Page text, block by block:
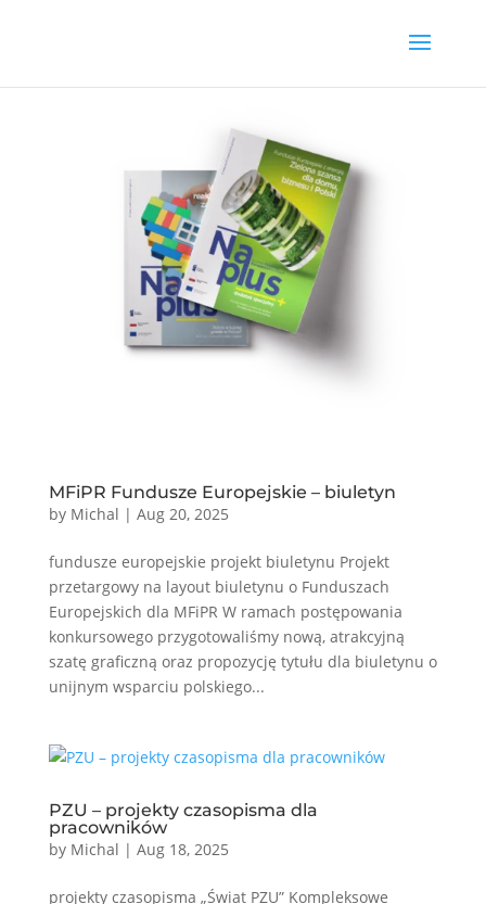
MFiPR Fundusze Europejskie – biuletyn
by Michal | Aug 20, 2025
fundusze europejskie projekt biuletynu Projekt
przetargowy na layout biuletynu o Funduszach
Europejskich dla MFiPR W ramach postępowania
konkursowego przygotowaliśmy nową, atrakcyjną
szatę graficzną oraz propozycję tytułu dla biuletynu o
unijnym wsparciu polskiego...
PZU – projekty czasopisma dla
pracowników
by Michal | Aug 18, 2025
projekty czasopisma „Świat PZU” Kompleksowe